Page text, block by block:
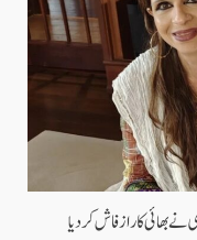
بھائی کا راز فاش کردیا